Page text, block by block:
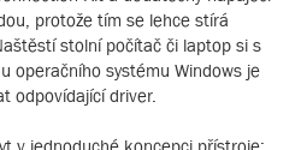
protože tím se lehce stírá
stolní počítač či laptop si s
operačního systému Windows je
odpovídající driver.
v jednoduché koncepci přístroje: